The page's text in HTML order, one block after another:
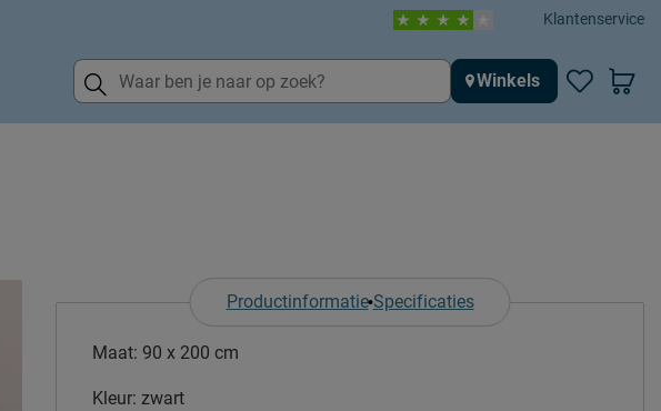
Klantenservice
Winkels
Productinformatie Specificaties
Maat: 90 x 200 cm
Kleur: zwart